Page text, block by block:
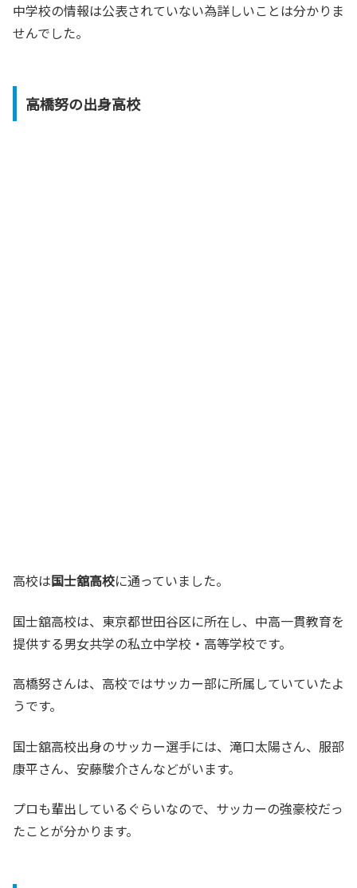
中学校の情報は公表されていない為詳しいことは分かりま
せんでした。
高橋努の出身高校
高校は国士舘高校に通っていました。
国士舘高校は、東京都世田谷区に所在し、中高一貫教育を
提供する男女共学の私立中学校・高等学校です。
高橋努さんは、高校ではサッカー部に所属していていたよ
うです。
国士舘高校出身のサッカー選手には、 滝口太陽さん、 服部
康平さん、 安藤駿介さんなどがいます。
プロも輩出しているぐらいなので、サッカーの強豪校だっ
たことが分かります。